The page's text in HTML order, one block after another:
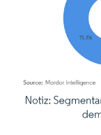
Bild © Mordor